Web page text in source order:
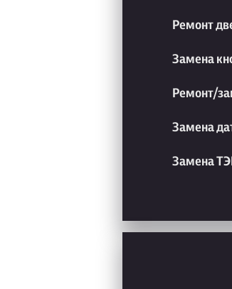
Ремонт
Замена
Ремонт/
Замена
Замена